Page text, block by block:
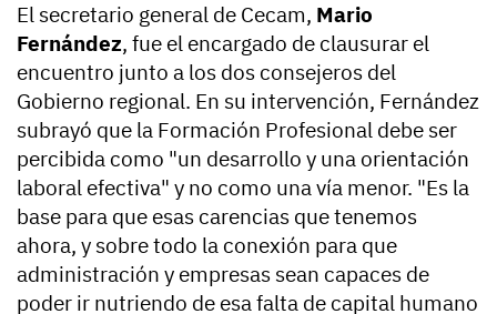
El secretario general de Cecam, Mario
Fernández, fue el encargado de clausurar el
encuentro junto a los dos consejeros del
Gobierno regional. En su intervención, Fernández
subrayó que la Formación Profesional debe ser
percibida como "un desarrollo y una orientación
laboral efectiva" y no como una vía menor. "Es la
base para que esas carencias que tenemos
ahora, y sobre todo la conexión para que
administración y empresas sean capaces de
poder ir nutriendo de esa falta de capital humano